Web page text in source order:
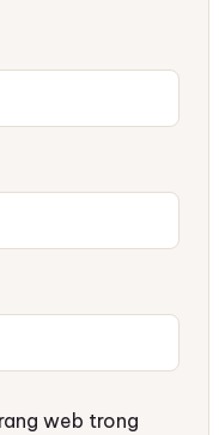
web trong